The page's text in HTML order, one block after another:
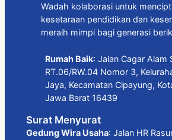
Wadah kolaborasi untuk
kesetaraan pendidikan dan
meraih mimpi bagi generasi
Rumah Baik: Jalan Cagar Alam
RT.06/RW.04 Nomor 3,
Jaya, Kecamatan Cipayung,
Jawa Barat 16439
Surat Menyurat
Gedung Wira Usaha: Jalan HR